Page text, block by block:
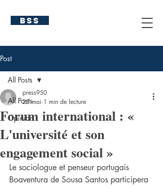
BSS
Post
All Posts
Opinion
All Posts
Forum international : «
L'université et son
engagement social »
press950
25 mai 1 min de lecture
Le sociologue et penseur portugais
Boaventura de Sousa Santos participera